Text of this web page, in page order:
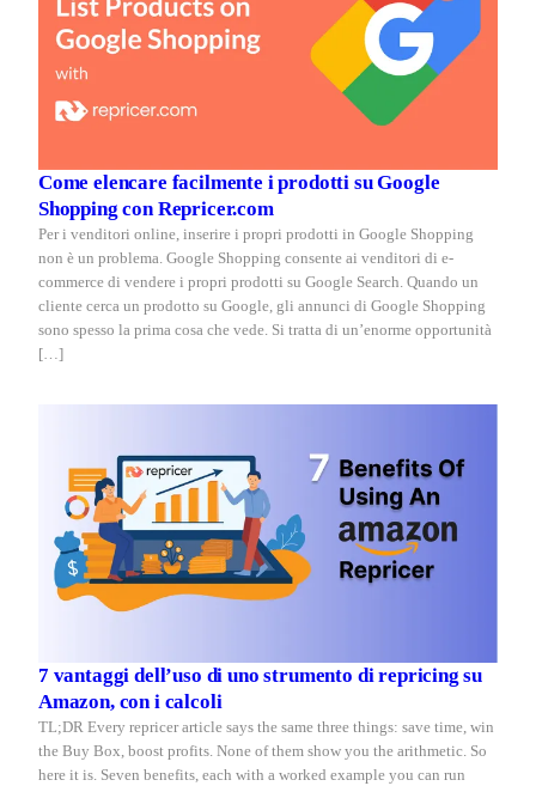
Come elencare facilmente i prodotti su Google
Shopping con Repricer.com
Per i venditori online, inserire i propri prodotti in Google Shopping
non è un problema. Google Shopping consente ai venditori di e-
commerce di vendere i propri prodotti su Google Search. Quando un
cliente cerca un prodotto su Google, gli annunci di Google Shopping
sono spesso la prima cosa che vede. Si tratta di un’enorme opportunità
[…]
7 vantaggi dell’uso di uno strumento di repricing su
Amazon, con i calcoli
TL;DR Every repricer article says the same three things: save time, win
the Buy Box, boost profits. None of them show you the arithmetic. So
here it is. Seven benefits, each with a worked example you can run